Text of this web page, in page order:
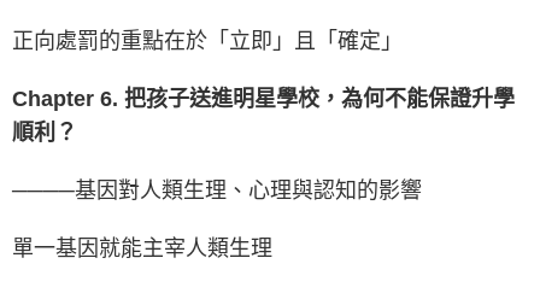
正向處罰的重點在於「立即」且「確定」
Chapter 6. 把孩子送進明星學校，為何不能保證升學
順利？
────基因對人類生理、心理與認知的影響
單一基因就能主宰人類生理